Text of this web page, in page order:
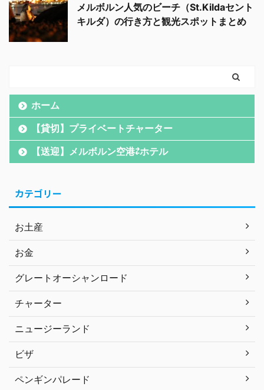
メルボルン人気のビーチ（St.Kildaセント
キルダ）の行き方と観光スポットまとめ
ホーム
【貸切】プライベートチャーター
【送迎】メルボルン空港⇄ホテル
カテゴリー
お土産
お金
グレートオーシャンロード
チャーター
ニュージーランド
ビザ
ペンギンパレード